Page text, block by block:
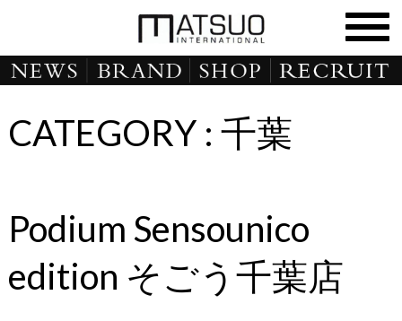
CATEGORY : 千葉
Podium Sensounico
edition そごう千葉店